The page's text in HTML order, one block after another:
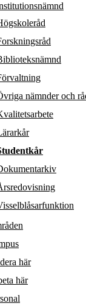
nämnder och
här
här